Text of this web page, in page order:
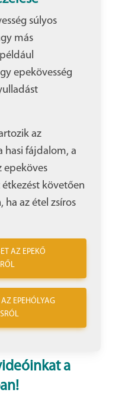
súlyos
más
epekövesség
az
hasi fájdalom, a
epeköves
követően
ha az étel zsíros
AZ EPEKŐ
EPEHÓLYAG
a